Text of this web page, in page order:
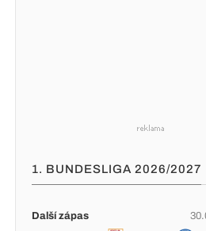
1. BUNDESLIGA 2026/2027
Další zápas